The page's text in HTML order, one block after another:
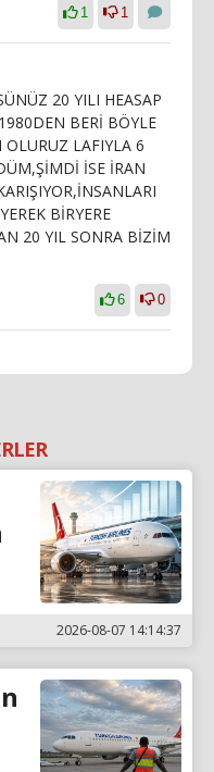
1 1
20 YILI HEASAP
BERİ BÖYLE
OLURUZ LAFIYLA 6
İSE İRAN
BİRYERE
20 YIL SONRA BİZİM
6 0
2026-08-07 14:14:37